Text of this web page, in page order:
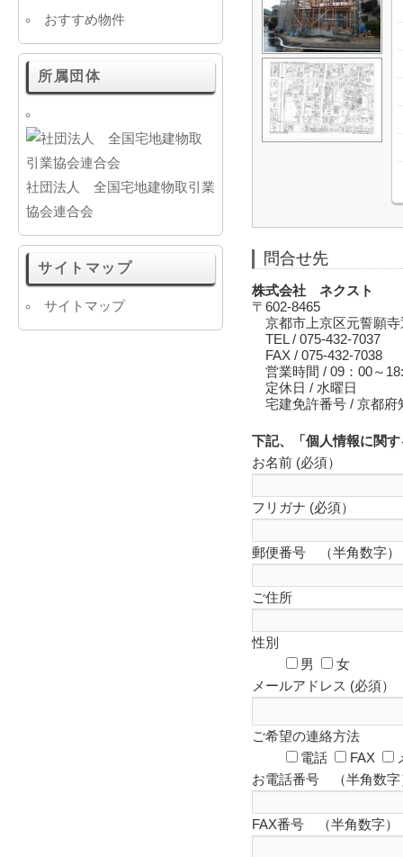
問合せ先
株式会社 ネクスト
〒602-8465
京都市上京区元誓願寺
TEL / 075-432-7037
FAX / 075-432-7038
営業時間 / 09：00～
定休日 / 水曜日
宅建免許番号 / 京都府
下記、「個人情報に関
お名前 (必須）
フリガナ (必須）
郵便番号 （半角数字）
ご住所
性別
男
女
メールアドレス (必須）
ご希望の連絡方法
電話
FAX
お電話番号 （半角数字
FAX番号 （半角数字）
おすすめ物件
所属団体
社団法人 全国宅地建物取引業
協会連合会
サイトマップ
サイトマップ